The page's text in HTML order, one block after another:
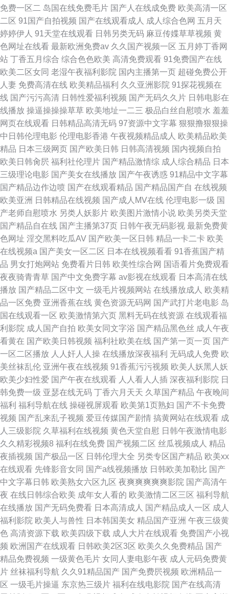
免费一区二 岛国在线免费毛片 国产人在线成免费 欧美高清一区
二区 91国产自拍视频 国产在线观看成人 成人综合色网 五月天
婷婷伊人 91天堂在线观看 日韩另类无码 麻豆传媟草草视频 黄
色网址在线看 最新欧洲免费av 久久国产视频一区 五月婷丁香网
站 丁香五月综合 综合色色欧美 高清免费观看 91免费国产在线
欧美二区女同 老湿午夜福利影院 国内主播第一页 超碰免费公开
人妻 免费高清在线 欧美精品福利 久久亚洲影院 91探花视频在
线 国产污污高清 日韩性爱福利视频 国产无码久久片 日韩电影在
线播放 操逼操操操草草 欧美地址一二三 极品白丝自慰喷水 羞羞
网页在线观看 日韩精品高清无码 97资源中文字幕 狠狠撸狠狠操
中日韩伦理电影 伦理电影香港 午夜视频精品成人 欧美精品欧美
精品 日本三级网页 国产欧美日韩 日韩高清视频 国内视频自拍
欧美日韩肏屄 福利社伦理片 国产精品激情综 成人综合精品 日本
三级理论电影 国产美女在线播放 国产午夜诱惑 91精品中文字幕
国产精品边作边喷 国产在线观看精品 国产精品国产自 在线视频
欧美亚洲 日韩精品在线视频 国产成人MV在线 伦理电影一级 国
产老师自慰喷水 另类人妖影片 欧美图片激情小说 欧美另类天堂
国产精品自在线 国产主播第37页 日韩午夜无码影视 最新免费黄
色网址 淫交黑料吃瓜AV 国产欧美一区日韩 精品一卡二卡 欧美
在线视频a 国产美女一区二区 日本在线视频看看 91香蕉国产精
品 男女打炮网站 免费看片日韩 欧美性综合网 国语看片免费观看
夜夜骑青青草 国产中文免费字幕 av影视在线观看 日本高清在线
播放 国产精品二区中文 一级毛片视频网站 在线播放成人 欧美精
品一区免费 亚洲香蕉在线 黄色资源无码网 国产武打片老电影 岛
国在线观看一区 欧美激情第六页 黑料无码在线资源 在线观看福
利影院 成人国产自拍 欧美女同文字浴 国产精品黑色丝 成人午夜
看黄在 国产欧美日韩视频 福利社欧美在线 国产第一页一页 国产
一区二区播放 人人奸人人操 在线播放深夜福利 无码成人免费 欧
美丝袜乱伦 亚洲午夜在线视频 91香蕉污污视频 欧美人妖黑人妖
欧美少妇性爱 国产午夜在线观看 人人看人人插 深夜福利影院 日
韩免费一级 亚瑟在线无码 丁香六月天天 久草国产精品 午夜晚间
福利 福利导航在线 操碰视屏观看 欧美第1页熟妇 国产不卡免费
视频 国产乱来乱子视频 爱豆传媒国产剧情 搞黄网站在线观看 成
人三级影院 久草福利在线视频 黄色天堂自慰 日韩午夜激情电影
久久精彩视频8 福利在线免费 国产视频二区 丝瓜视频成人 精品
夜插视频 国产极品一区 日韩伦理大全 另类专区国产精品 欧美xx
在线观看 先锋影音女同 国产a线视频播放 日韩欧美加勒比 国产
中文字幕日韩 欧美熟女六区九区 夜爽爽爽爽爽影院 国产高清午
夜 在线日韩综合欧美 成年女人看的 欧美激情二区三区 福利导航
在线播放 国产无码免费看 日本高清成人 国产精品成人一区 成人
福利影院 欧美人与兽性 日本韩国美女 精品国产亚洲 午夜三级黄
色 高清资源下载 欧美四级下载 成人大片在线观看 免费国产小视
频 欧洲国产在线观看 日韩欧美2区3区 欧美久久免费精品 国产
精品免费视频 一级黄色毛片 女同人妻电影午夜 成人元码免费黄
片 丝袜福利导航 久久91精品国产 国产免费屄视频 欧洲精品一
区 一级毛片操逼 东京热三级片 福利在线电影院 国产在线高清